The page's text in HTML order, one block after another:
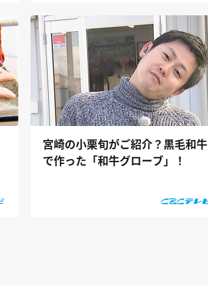
宮崎の小栗旬がご紹介？黒毛和牛
で作った「和牛グローブ」！